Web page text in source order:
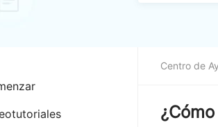
de pago
Centro de